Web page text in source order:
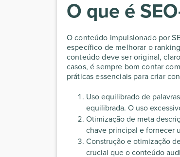
O que é
O conteúdo impulsionado por
específico de melhorar o
conteúdo deve ser original,
casos, é sempre bom contar
práticas essenciais para criar
Uso equilibrado de
equilibrada. O uso
Otimização de meta
chave principal e fornecer
Construção e otimização
crucial que o conteúdo